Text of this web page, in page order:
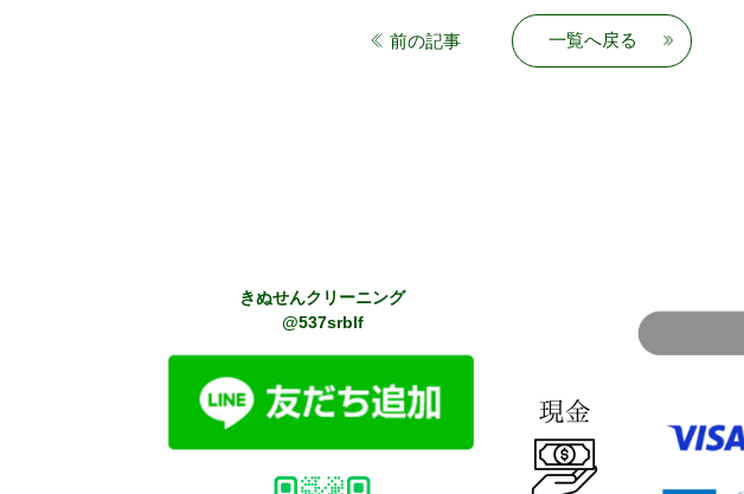
前 前の記事 一覧へ戻る
きぬせんクリーニング
@537srblf